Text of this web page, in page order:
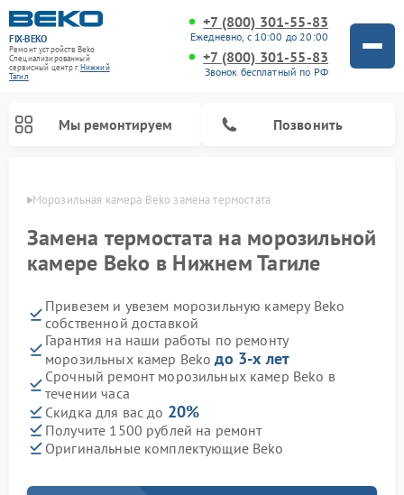
FIX-BEKO
Ремонт устройств Beko
Специализированный
cервисный центр г.Нижний
Тагил
+7 (800) 301-55-83
Ежедневно, с 10:00 до 20:00
+7 (800) 301-55-83
Звонок бесплатный по РФ
Мы ремонтируем Позвонить
Морозильная камера Beko замена термостата
Замена термостата на морозильной
камере Beko в Нижнем Тагиле
Привезем и увезем морозильную камеру Beko
собственной доставкой
Гарантия на наши работы по ремонту
морозильных камер Bekoдо 3-х лет
Срочный ремонт морозильных камер Beko в
течении часа
Скидка для вас до 20%
Получите 1500 рублей на ремонт
Оригинальные комплектующие Beko